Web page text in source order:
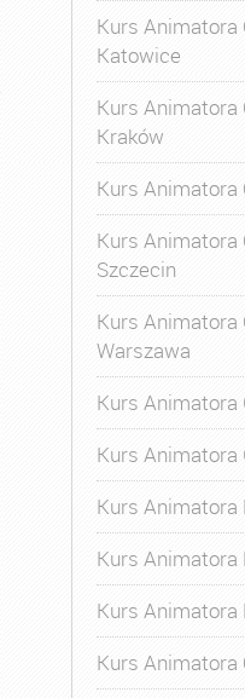
Kurs Animatora Czasu
Kurs Animatora
Katowice
Kurs Animatora
Kraków
Kurs Animatora
Kurs Animatora
Szczecin
Kurs Animatora
Warszawa
Kurs Animatora
Kurs Animatora
Kurs Animatora
Kurs Animatora
Kurs Animatora
Kurs Animatora